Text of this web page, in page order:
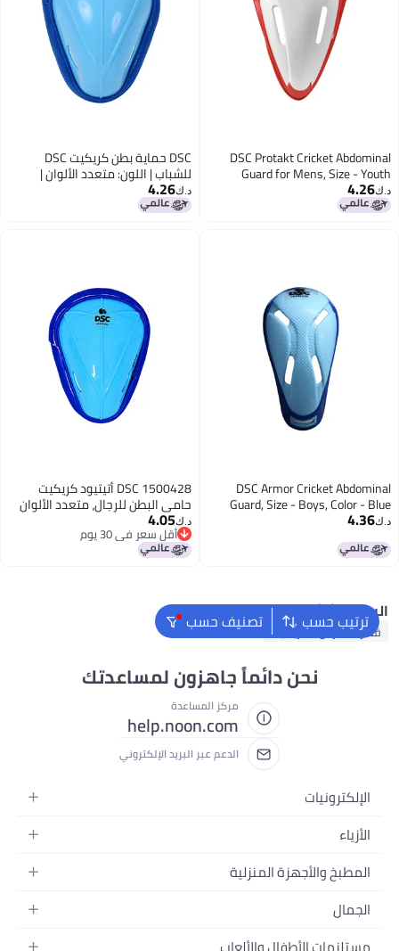
DSC Protakt Cricket Abdominal
Guard for Mens, Size - Youth
د.ك‏4.26
DSC حماية بطن كريكيت DSC
للشباب | اللون: متعدد الألوان |
الحجم: شباب | المادة: بلاستيك |
مصممة بشكل مريح | حماية مبطنة
د.ك‏4.26
DSC Armor Cricket Abdominal
Guard, Size - Boys, Color - Blue
د.ك‏4.36
DSC 1500428 أتيتيود كريكيت
حامي البطن للرجال، متعدد الألوان
د.ك‏4.05
أقل سعر في 30 يوم
أقل سعر في 30 يوم
ترتيب حسب تصنيف حسب البحث الشائع
قفازات حارس الكريكيت
نحن دائماً جاهزون لمساعدتك
مركز المساعدة
help.noon.com
الدعم عبر البريد الإلكتروني
الإلكترونيات
الجوالات
اللابتوبات
الأجهزة المنزلية
الأزياء
أزياء نسائية
أزياء البنات
أزياء الأولاد
المطبخ والأجهزة المنزلية
الحمام
الجمال
العطور